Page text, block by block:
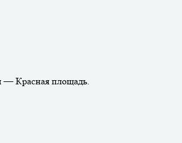
— Красная площадь.